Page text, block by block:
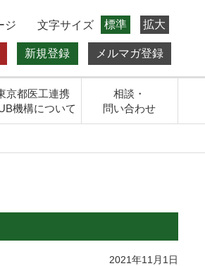
ジ 文字サイズ 標準 拡大
新規登録 メルマガ登録
京都医工連携
機構について
相談・
問い合わせ
2021年11月1日